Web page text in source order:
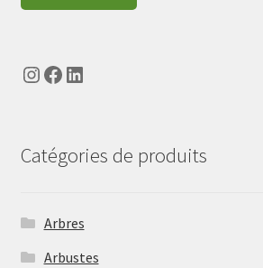
Instagram
Facebook
LinkedIn
Catégories de produits
Arbres
Arbustes